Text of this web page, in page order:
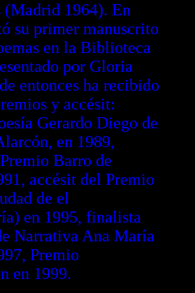
(Madrid 1964). En
su primer manuscrito
en la Biblioteca
por Gloria
entonces ha recibido
y accésit:
Gerardo Diego de
en 1989,
Barro de
accésit del Premio
de el
en 1995, finalista
Narrativa Ana María
Premio
en 1999.